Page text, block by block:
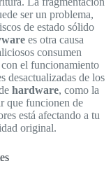
ser un problema,
de estado sólido
es otra causa
consumen
el funcionamiento
desactualizadas de los
hardware, como la
que funcionen de
está afectando a tu
original.